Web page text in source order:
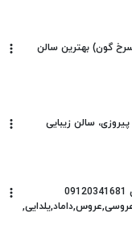
گون) بهترین سالن
سالن زیبایی
دفنوازی در سالن زیبایی 09120341681